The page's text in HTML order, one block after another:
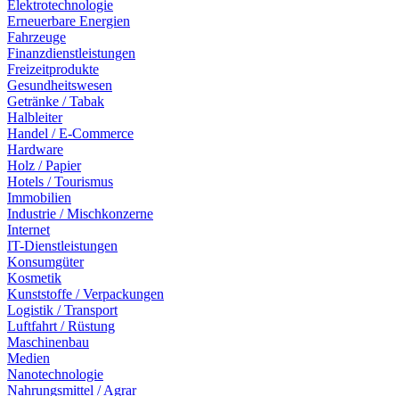
Elektrotechnologie
Erneuerbare Energien
Fahrzeuge
Finanzdienstleistungen
Freizeitprodukte
Gesundheitswesen
Getränke / Tabak
Halbleiter
Handel / E-Commerce
Hardware
Holz / Papier
Hotels / Tourismus
Immobilien
Industrie / Mischkonzerne
Internet
IT-Dienstleistungen
Konsumgüter
Kosmetik
Kunststoffe / Verpackungen
Logistik / Transport
Luftfahrt / Rüstung
Maschinenbau
Medien
Nanotechnologie
Nahrungsmittel / Agrar